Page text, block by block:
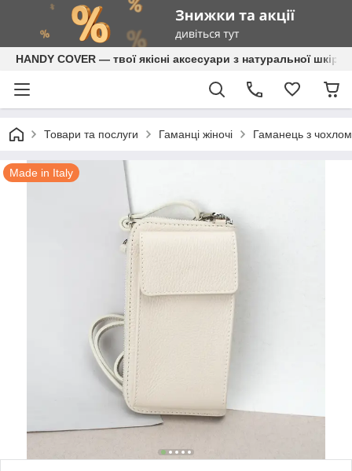
HANDY COVER — твої якісні аксесуари з натуральної шкіри
Товари та послуги Гаманці жіночі Гаманець з
Made in Italy